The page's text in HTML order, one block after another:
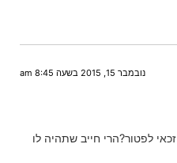
נובמבר 15, 2015 בשעה 8:45 am
לפטור?הרי חייב שתהיה לו